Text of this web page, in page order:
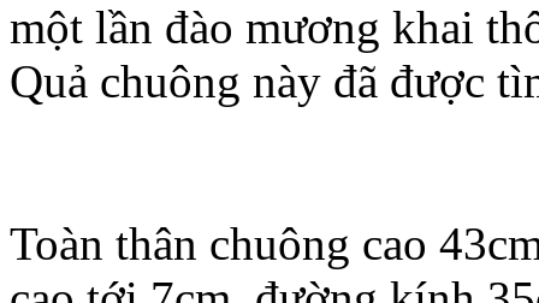
một lần đào mương khai
Quả chuông này đã được
Toàn thân chuông cao